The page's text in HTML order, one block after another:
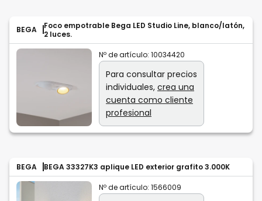
BEGA
Foco empotrable Bega LED Studio Line, blanco/latón,
2 luces.
Nº de artículo: 10034420
Para consultar precios
individuales, crea una
cuenta como cliente
profesional
BEGA BEGA 33327K3 aplique LED exterior grafito 3.000K
Nº de artículo: 1566009